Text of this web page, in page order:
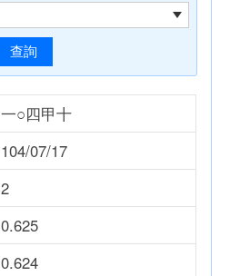
一○四甲十
104/07/17
2
0.625
0.624